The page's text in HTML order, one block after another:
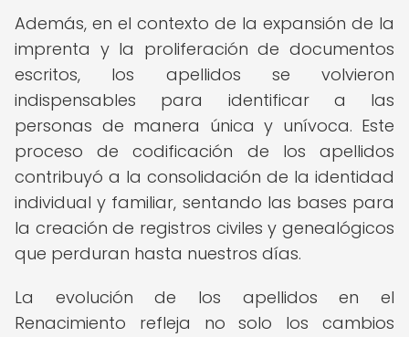
Además, en el contexto de la expansión de la
imprenta y la proliferación de documentos
escritos, los apellidos se volvieron
indispensables para identificar a las
personas de manera única y unívoca. Este
proceso de codificación de los apellidos
contribuyó a la consolidación de la identidad
individual y familiar, sentando las bases para
la creación de registros civiles y genealógicos
que perduran hasta nuestros días.
La evolución de los apellidos en el
Renacimiento refleja no solo los cambios